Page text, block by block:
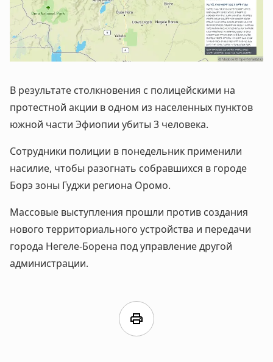
В результате столкновения с полицейскими на
протестной акции в одном из населенных пунктов
южной части Эфиопии убиты 3 человека.
Сотрудники полиции в понедельник применили
насилие, чтобы разогнать собравшихся в городе
Борэ зоны Гуджи региона Оромо.
Массовые выступления прошли против создания
нового территориального устройства и передачи
города Негеле-Борена под управление другой
администрации.
print